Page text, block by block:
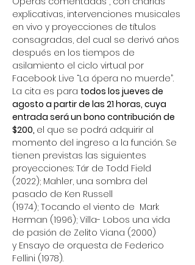
explicativas, intervenciones musicales
en vivo y proyecciones de títulos
consagradas, del cual se derivó años
después en los tiempos de
asilamiento el ciclo virtual por
Facebook Live “La ópera no muerde”.
La cita es para todos los jueves de
agosto a partir de las 21 horas, cuya
entrada será un bono contribución de
$200, el que se podrá adquirir al
momento del ingreso a la función. Se
tienen previstas las siguientes
proyecciones: Tár de Todd Field
(2022); Mahler, una sombra del
pasado de Ken Russell
(1974); Tocando el viento de  Mark
Herman (1996); Villa- Lobos una vida
de pasión de Zelito Viana (2000)
y Ensayo de orquesta de Federico
Fellini (1978).